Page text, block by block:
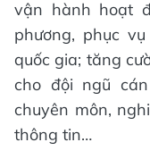
vận hành hoạt
phương, phục
quốc gia; tăng
cho đội ngũ
chuyên môn,
thông tin…